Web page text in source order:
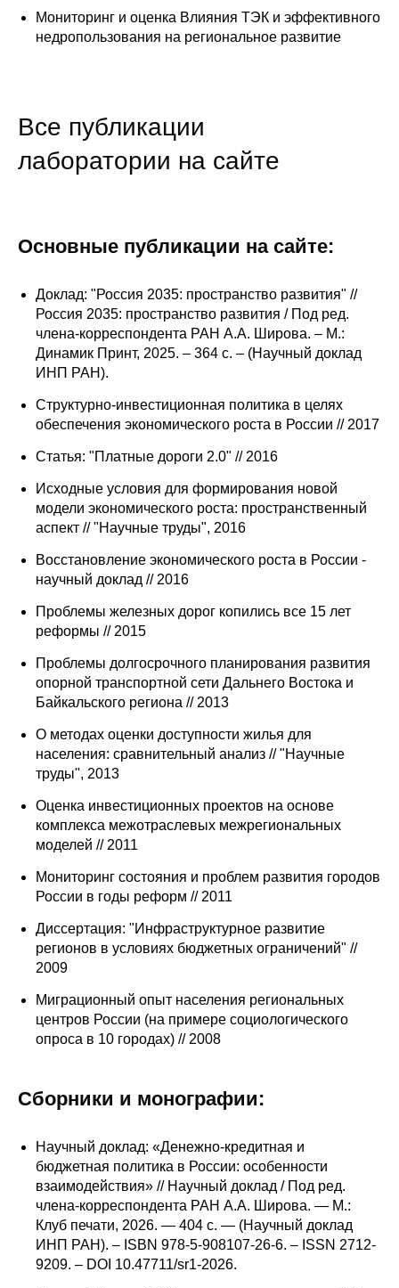
Мониторинг и оценка Влияния ТЭК и эффективного
недропользования на региональное развитие
Все публикации
лаборатории на сайте
Основные публикации на сайте:
Доклад: "Россия 2035: пространство развития" //
Россия 2035: пространство развития / Под ред.
члена-корреспондента РАН А.А. Широва. – М.:
Динамик Принт, 2025. – 364 с. – (Научный доклад
ИНП РАН).
Cтруктурно-инвестиционная политика в целях
обеспечения экономического роста в России // 2017
Статья: "Платные дороги 2.0" // 2016
Исходные условия для формирования новой
модели экономического роста: пространственный
аспект // "Научные труды", 2016
Восстановление экономического роста в России -
научный доклад // 2016
Проблемы железных дорог копились все 15 лет
реформы // 2015
Проблемы долгосрочного планирования развития
опорной транспортной сети Дальнего Востока и
Байкальского региона // 2013
О методах оценки доступности жилья для
населения: сравнительный анализ // "Научные
труды", 2013
Оценка инвестиционных проектов на основе
комплекса межотраслевых межрегиональных
моделей // 2011
Мониторинг состояния и проблем развития городов
России в годы реформ // 2011
Диссертация: "Инфраструктурное развитие
регионов в условиях бюджетных ограничений" //
2009
Миграционный опыт населения региональных
центров России (на примере социологического
опроса в 10 городах) // 2008
Сборники и монографии:
Научный доклад: «Денежно-кредитная и
бюджетная политика в России: особенности
взаимодействия» // Научный доклад / Под ред.
члена-корреспондента РАН А.А. Широва. — М.:
Клуб печати, 2026. — 404 с. — (Научный доклад
ИНП РАН). – ISBN 978-5-908107-26-6. – ISSN 2712-
9209. – DOI 10.47711/sr1-2026.